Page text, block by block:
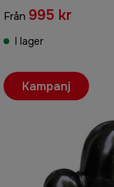
Från 995 kr
I lager
Kampanj